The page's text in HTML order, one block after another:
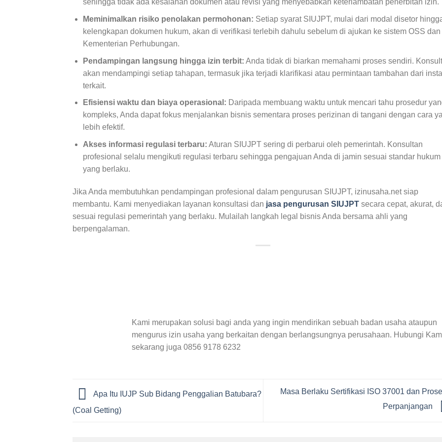
sehingga tidak ada kesalahan dokumen atau revisi yang menyebabkan keterlambatan penerbitan izin.
Meminimalkan risiko penolakan permohonan: Setiap syarat SIUJPT, mulai dari modal disetor
kelengkapan dokumen hukum, akan di verifikasi terlebih dahulu sebelum di ajukan ke sistem OSS dan
Kementerian Perhubungan.
Pendampingan langsung hingga izin terbit: Anda tidak di biarkan memahami proses sendiri.
akan mendampingi setiap tahapan, termasuk jika terjadi klarifikasi atau permintaan tambahan dari
terkait.
Efisiensi waktu dan biaya operasional: Daripada membuang waktu untuk mencari tahu prosedur
kompleks, Anda dapat fokus menjalankan bisnis sementara proses perizinan di tangani dengan cara
lebih efektif.
Akses informasi regulasi terbaru: Aturan SIUJPT sering di perbarui oleh pemerintah. Konsultan
profesional selalu mengikuti regulasi terbaru sehingga pengajuan Anda di jamin sesuai standar hukum
yang berlaku.
Jika Anda membutuhkan pendampingan profesional dalam pengurusan SIUJPT, izinusaha.net siap
membantu. Kami menyediakan layanan konsultasi dan jasa pengurusan SIUJPT secara cepat, akurat,
sesuai regulasi pemerintah yang berlaku. Mulailah langkah legal bisnis Anda bersama ahli yang
berpengalaman.
Kami merupakan solusi bagi anda yang ingin mendirikan sebuah badan usaha ataupun
mengurus izin usaha yang berkaitan dengan berlangsungnya perusahaan. Hubungi
sekarang juga 0856 9178 6232
Apa Itu IUJP Sub Bidang Penggalian Batubara?
(Coal Getting)
Masa Berlaku Sertifikasi ISO 37001 dan
Perpanjangan